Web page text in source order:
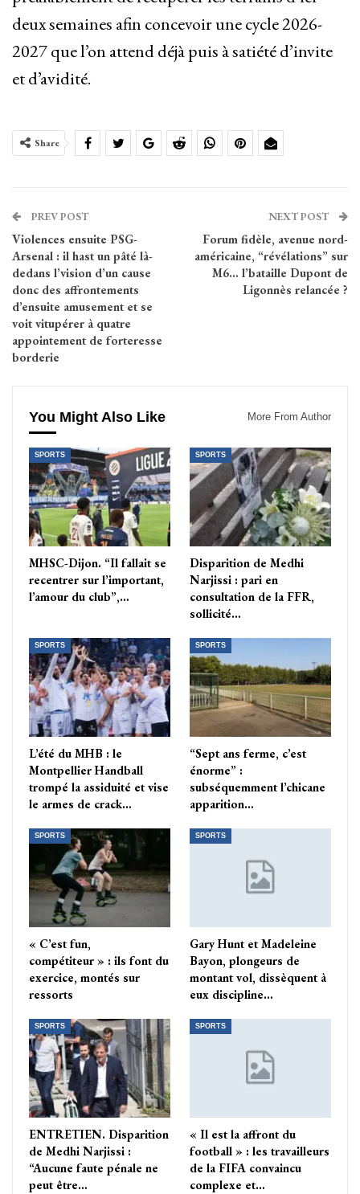
deux semaines afin concevoir une cycle 2026-
2027 que l’on attend déjà puis à satiété d’invite
et d’avidité.
Share
PREV POST
Violences ensuite PSG-
Arsenal : il hast un pâté là-
dedans l’vision d’un cause
donc des affrontements
d’ensuite amusement et se
voit vitupérer à quatre
appointement de forteresse
borderie
NEXT POST
Forum fidèle, avenue nord-
américaine, “révélations” sur
M6… l’bataille Dupont de
Ligonnès relancée ?
You Might Also Like More From Author
SPORTS
MHSC-Dijon. “Il fallait se
recentrer sur l’important,
l’amour du club”,…
SPORTS
Disparition de Medhi
Narjissi : pari en
consultation de la FFR,
sollicité…
SPORTS
L’été du MHB : le
Montpellier Handball
trompé la assiduité et vise
le armes de crack…
SPORTS
“Sept ans ferme, c’est
énorme” :
subséquemment l’chicane
apparition…
SPORTS
« C’est fun,
compétiteur » : ils font du
exercice, montés sur
ressorts
SPORTS
Gary Hunt et Madeleine
Bayon, plongeurs de
montant vol, dissèquent à
eux discipline…
SPORTS
ENTRETIEN. Disparition
de Medhi Narjissi :
“Aucune faute pénale ne
peut être…
SPORTS
« Il est la affront du
football » : les travailleurs
de la FIFA convaincu
complexe et…